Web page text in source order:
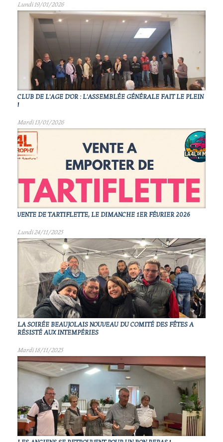
Lundi 19/01/2026
CLUB DE L'AGE D'OR : L'ASSEMBLÉE GÉNÉRALE FAIT LE PLEIN
!
Mardi 13/01/2026
VENTE DE TARTIFLETTE, LE DIMANCHE 1ER FÉVRIER 2026
Lundi 24/11/2025
LA SOIRÉE BEAUJOLAIS NOUVEAU DU COMITÉ DES FÊTES A
RÉSISTÉ AUX INTEMPÉRIES
Mardi 18/11/2025